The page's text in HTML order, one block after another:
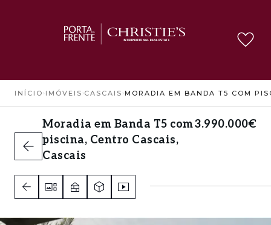
INÍCIO › IMÓVEIS ›CASCAIS ›
Moradia em Banda T5 com
piscina, Centro Cascais,
Cascais
3.990.000€
5 6 4